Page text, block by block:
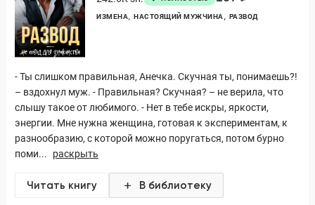
ИЗМЕНА НАСТОЯЩИЙ МУЖЧИНА РАЗВОД
- Ты слишком правильная, Анечка. Скучная ты, понимаешь?!
– вздохнул муж. - Правильная? Скучная? – не верила, что
слышу такое от любимого. - Нет в тебе искры, яркости,
энергии. Мне нужна женщина, готовая к экспериментам, к
разнообразию, с которой можно поругаться, потом бурно
поми...
раскрыть
Читать книгу В библиотеку